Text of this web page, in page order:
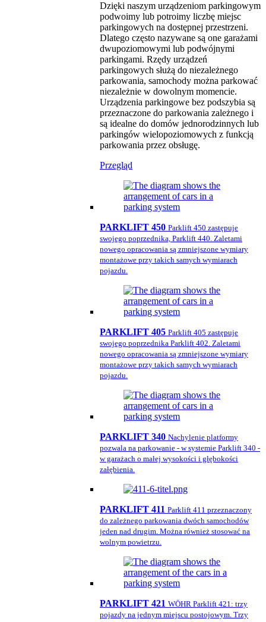
Dzięki naszym urządzeniom parkingowym
podwoimy lub potroimy liczbę miejsc
parkingowych na dostępnej przestrzeni.
Dlatego często nazywane są one garażami
dwupoziomowymi lub podwójnymi
parkingami. Rzędy urządzeń
parkingowych służą do niezależnego
parkowania, samochody można parkować
niezależnie w dowolnym momencie.
Urządzenia parkingowe bez podszybia są
przeznaczone do parkowania zależnego i
są idealne do domów jednorodzinnych lub
parkingów wielopoziomowych z funkcją
parkowania przez obsługę.
Przegląd
PARKLIFT 450 Parklift 450 zastępuje
swojego poprzednika, Parklift 440. Zaletami
nowego opracowania są zmniejszone wymiary
montażowe przy takich samych wymiarach
pojazdu.
PARKLIFT 405 Parklift 405 zastępuje
swojego poprzednika Parklift 402. Zaletami
nowego opracowania są zmniejszone wymiary
montażowe przy takich samych wymiarach
pojazdu.
PARKLIFT 340 Nachylenie platformy
pozwala na parkowanie - w systemie Parklift 340 -
w garażach o małej wysokości i głębokości
załębienia.
PARKLIFT 411 Parklift 411 przeznaczony
do zależnego parkowania dwóch samochodów
jeden nad drugim. Można również stosować na
wolnym powietrzu.
PARKLIFT 421 WÖHR Parklift 421: trzy
pojazdy na jednym miejscu postojowym. Trzy